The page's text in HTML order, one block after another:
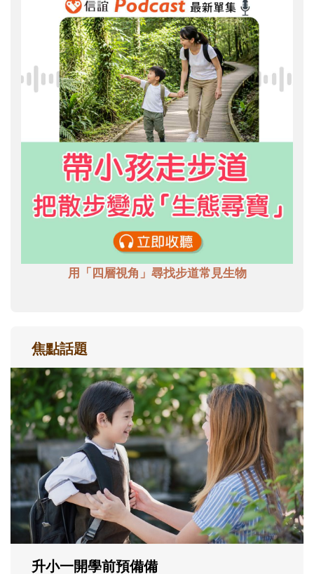
用「四層視角」尋找步道常見生物
焦點話題
和孩子一起長大的那個男人│讀懂父親的
不同模樣
沒有人天生就擅長當爸爸！男人總是在一次
次「前所未有」的體驗中，跟著孩子一起長
大。從給予安全感的肢體遊戲，到獨立自
主、角色認同及解決問題的能力養成。爸爸
正嘗試用不同的模樣，參與孩子每個重要的